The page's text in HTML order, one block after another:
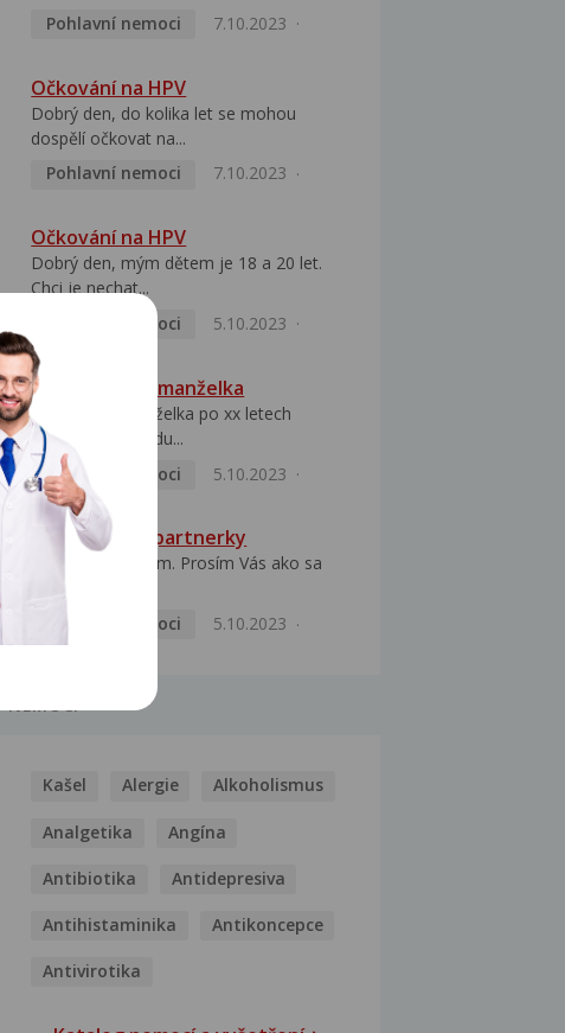
Pohlavní nemoci
7.10.2023
Očkování na HPV
Dobrý den, do kolika let se mohou
dospělí očkovat na...
Pohlavní nemoci
7.10.2023
Očkování na HPV
Dobrý den, mým dětem je 18 a 20 let.
Chci je nechat...
Pohlavní nemoci
5.10.2023
HPV pozitivní manželka
Dobrý den, manželka po xx letech
přivezla z Východu...
Pohlavní nemoci
5.10.2023
HPV typ 52 u partnerky
Dobrý deň prajem. Prosím Vás ako sa
Pohlavní nemoci
5.10.2023
NEMOCI
Kašel Alergie Alkoholismus
Analgetika Angína
Antibiotika Antidepresiva
Antihistaminika Antikoncepce
Antivirotika